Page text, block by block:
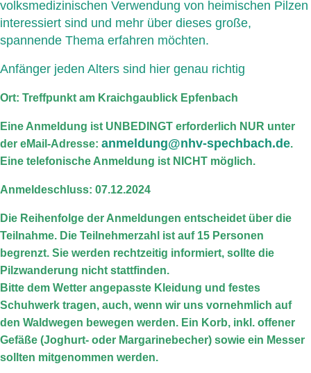
volksmedizinischen Verwendung von heimischen Pilzen
interessiert sind und mehr über dieses große,
spannende Thema erfahren möchten.
Anfänger jeden Alters sind hier genau richtig
Ort: Treffpunkt am Kraichgaublick Epfenbach
Eine Anmeldung ist UNBEDINGT erforderlich NUR unter
der eMail-Adresse: anmeldung@nhv-spechbach.de.
Eine telefonische Anmeldung ist NICHT möglich.
Anmeldeschluss: 07.12.2024
Die Reihenfolge der Anmeldungen entscheidet über die
Teilnahme. Die Teilnehmerzahl ist auf 15 Personen
begrenzt. Sie werden rechtzeitig informiert, sollte die
Pilzwanderung nicht stattfinden.
Bitte dem Wetter angepasste Kleidung und festes
Schuhwerk tragen, auch, wenn wir uns vornehmlich auf
den Waldwegen bewegen werden. Ein Korb, inkl. offener
Gefäße (Joghurt- oder Margarinebecher) sowie ein Messer
sollten mitgenommen werden.